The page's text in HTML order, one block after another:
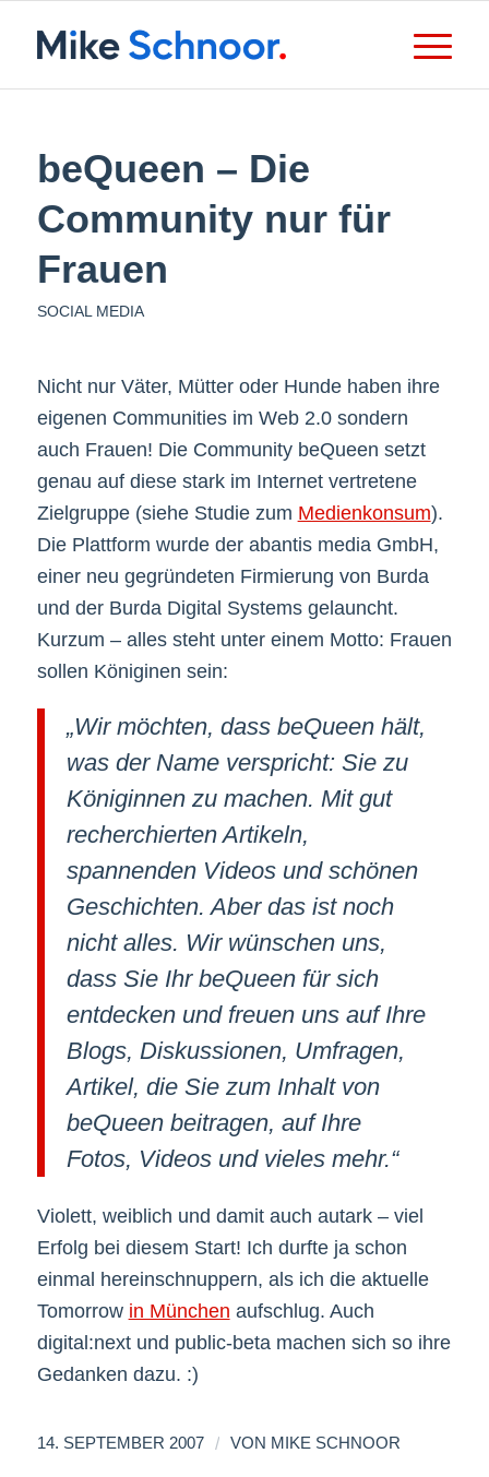
beQueen – Die
Community nur für
Frauen
SOCIAL MEDIA
Nicht nur Väter, Mütter oder Hunde haben ihre
eigenen Communities im Web 2.0 sondern
auch Frauen! Die Community beQueen setzt
genau auf diese stark im Internet vertretene
Zielgruppe (siehe Studie zum Medienkonsum).
Die Plattform wurde der abantis media GmbH,
einer neu gegründeten Firmierung von Burda
und der Burda Digital Systems gelauncht.
Kurzum – alles steht unter einem Motto: Frauen
sollen Königinen sein:
„Wir möchten, dass beQueen hält,
was der Name verspricht: Sie zu
Königinnen zu machen. Mit gut
recherchierten Artikeln,
spannenden Videos und schönen
Geschichten. Aber das ist noch
nicht alles. Wir wünschen uns,
dass Sie Ihr beQueen für sich
entdecken und freuen uns auf Ihre
Blogs, Diskussionen, Umfragen,
Artikel, die Sie zum Inhalt von
beQueen beitragen, auf Ihre
Fotos, Videos und vieles mehr.“
Violett, weiblich und damit auch autark – viel
Erfolg bei diesem Start! Ich durfte ja schon
einmal hereinschnuppern, als ich die aktuelle
Tomorrow in München aufschlug. Auch
digital:next und public-beta machen sich so ihre
Gedanken dazu. :)
14. SEPTEMBER 2007 / VON MIKE SCHNOOR